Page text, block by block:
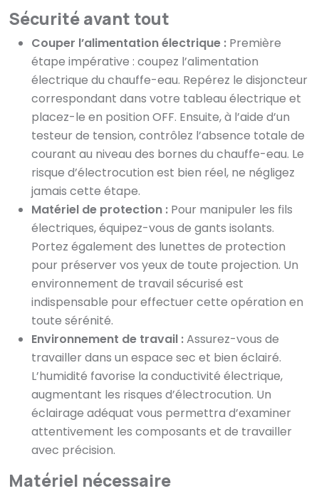
Sécurité avant tout
Couper l’alimentation électrique : Première
étape impérative : coupez l’alimentation
électrique du chauffe-eau. Repérez le disjoncteur
correspondant dans votre tableau électrique et
placez-le en position OFF. Ensuite, à l’aide d’un
testeur de tension, contrôlez l’absence totale de
courant au niveau des bornes du chauffe-eau. Le
risque d’électrocution est bien réel, ne négligez
jamais cette étape.
Matériel de protection : Pour manipuler les fils
électriques, équipez-vous de gants isolants.
Portez également des lunettes de protection
pour préserver vos yeux de toute projection. Un
environnement de travail sécurisé est
indispensable pour effectuer cette opération en
toute sérénité.
Environnement de travail :Assurez-vous de
travailler dans un espace sec et bien éclairé.
L’humidité favorise la conductivité électrique,
augmentant les risques d’électrocution. Un
éclairage adéquat vous permettra d’examiner
attentivement les composants et de travailler
avec précision.
Matériel nécessaire